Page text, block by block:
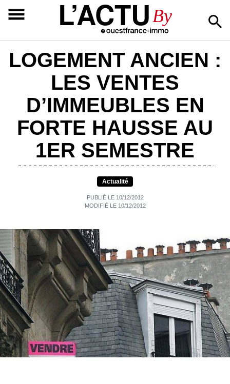
L’ACTUBy
LOGEMENT ANCIEN :
LES VENTES
D’IMMEUBLES EN
FORTE HAUSSE AU
1ER SEMESTRE
Actualité
PUBLIÉ LE 10/12/2012
MODIFIÉ LE 10/12/2012